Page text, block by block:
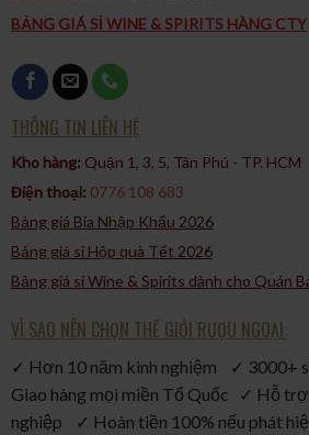
BẢNG GIÁ SỈ WINE & SPIRITS HÀNG CTY
THÔNG TIN LIÊN HỆ
Kho hàng: Quận 1, 3, 5, Tân Phú - TP. HCM​
Điện thoại: 0776 108 683
Bảng giá Bia Nhập Khẩu 2026
Bảng giá sỉ Hộp quà Tết 2026
Bảng giá sỉ Wine & Spirits dành cho Quán
VÌ SAO NÊN CHỌN THẾ GIỚI RƯỢU NGOẠI:
✓ Hơn 10 năm kinh nghiệm ✓ 3000+
Giao hàng mọi miền Tổ Quốc ✓ Hỗ trợ
nghiệp ✓ Hoàn tiền 100% nếu phát